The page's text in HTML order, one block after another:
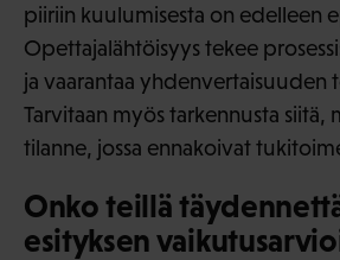
piiriin kuulumisesta on edelleen
Opettajalähtöisyys tekee
ja vaarantaa yhdenvertaisuuden
Tarvitaan myös tarkennusta siitä,
tilanne, jossa ennakoivat
Onko teillä
esityksen